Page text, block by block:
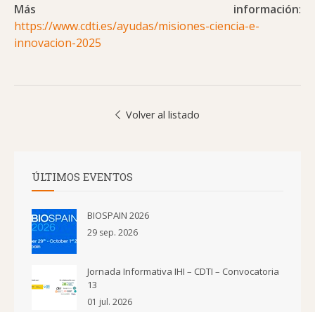
Más información:
https://www.cdti.es/ayudas/misiones-ciencia-e-
innovacion-2025
Volver al listado
ÚLTIMOS EVENTOS
BIOSPAIN 2026
29 sep. 2026
Jornada Informativa IHI – CDTI – Convocatoria
13
01 jul. 2026